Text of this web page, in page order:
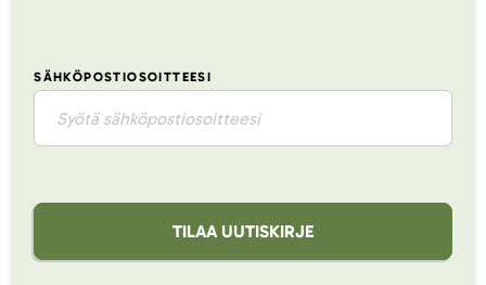
SÄHKÖPOSTIOSOITTEESI
TILAA UUTISKIRJE